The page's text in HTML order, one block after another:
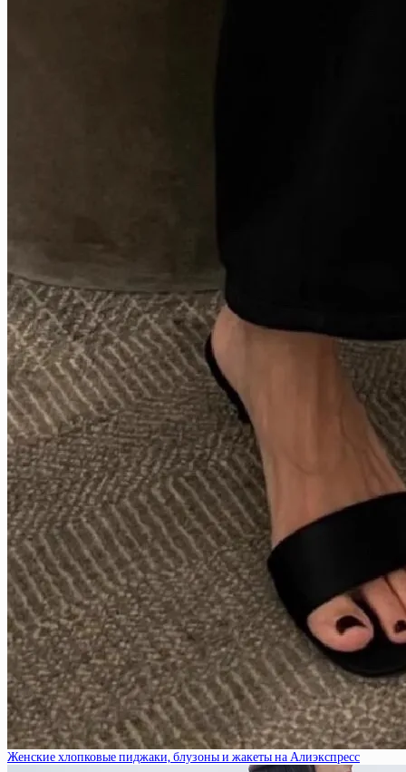
Женские хлопковые пиджаки, блузоны и жакеты на Алиэкспресс